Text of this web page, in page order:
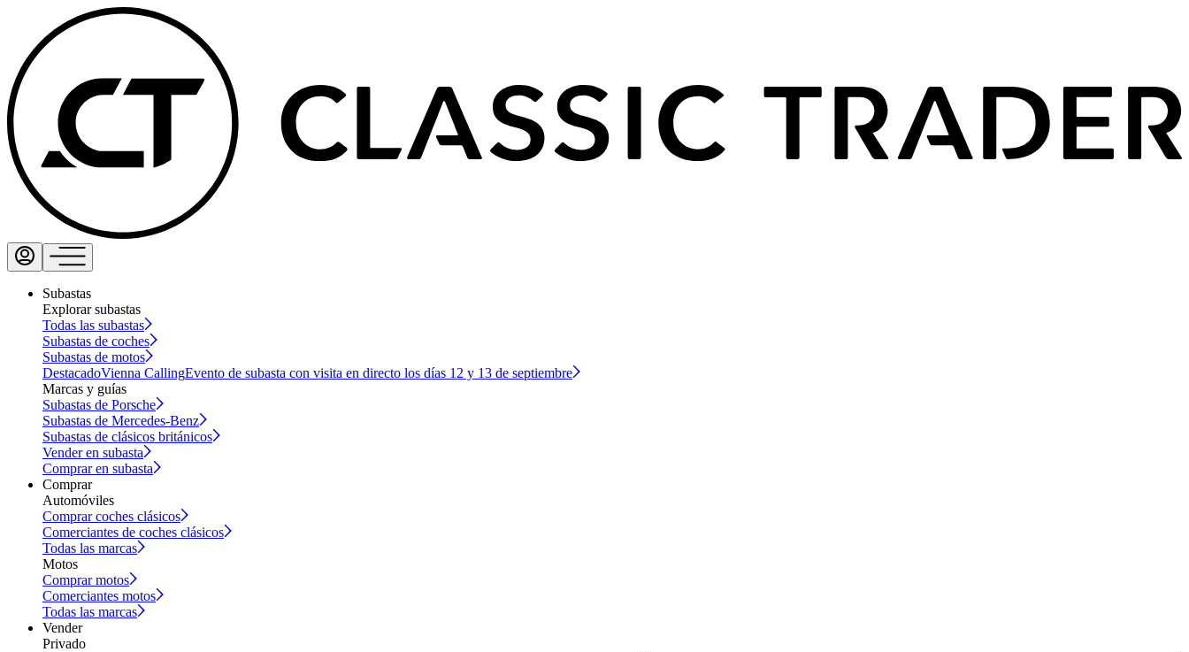
Subastas
Explorar subastas
Todas las subastas
Subastas de coches
Subastas de motos
DestacadoVienna CallingEvento de subasta con visita en directo los días 12 y 13 de septiembre
Marcas y guías
Subastas de Porsche
Subastas de Mercedes-Benz
Subastas de clásicos británicos
Vender en subasta
Comprar en subasta
Comprar
Automóviles
Comprar coches clásicos
Comerciantes de coches clásicos
Todas las marcas
Motos
Comprar motos
Comerciantes motos
Todas las marcas
Vender
Privado